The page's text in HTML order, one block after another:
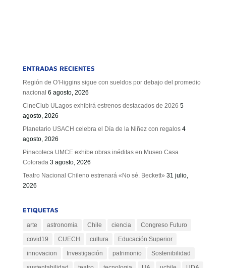
ENTRADAS RECIENTES
Región de O’Higgins sigue con sueldos por debajo del promedio
nacional 6 agosto, 2026
CineClub ULagos exhibirá estrenos destacados de 2026 5
agosto, 2026
Planetario USACH celebra el Día de la Niñez con regalos 4
agosto, 2026
Pinacoteca UMCE exhibe obras inéditas en Museo Casa
Colorada 3 agosto, 2026
Teatro Nacional Chileno estrenará «No sé. Beckett» 31 julio,
2026
ETIQUETAS
arte astronomia Chile ciencia
Congreso Futuro
covid19
CUECH cultura
Educación Superior
innovacion
Investigación patrimonio
Sostenibilidad